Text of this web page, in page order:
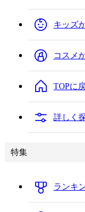
キッズ
コスメ
TOPに
詳しく
特集
ランキ